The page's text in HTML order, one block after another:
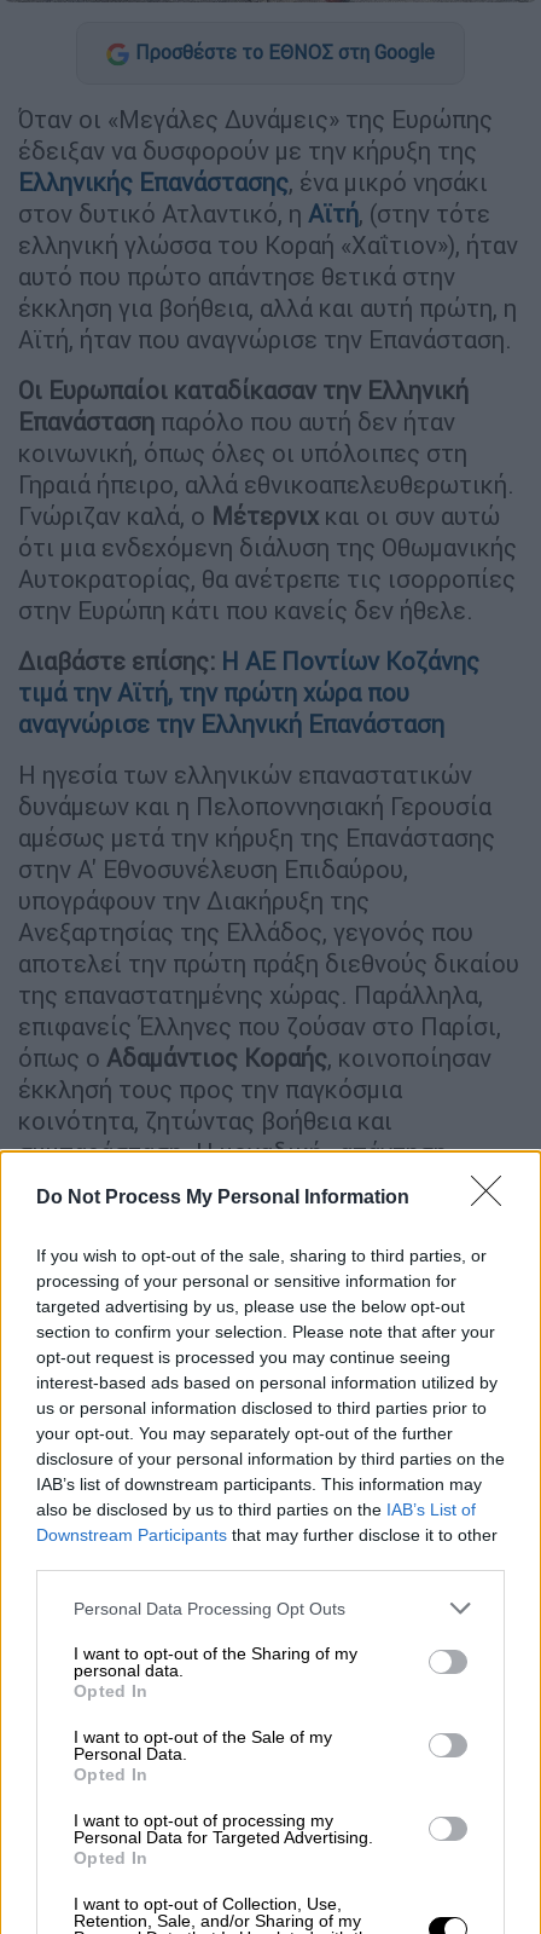
Do Not Process My Personal Information
If you wish to opt-out of the sale, sharing to third parties, or
processing of your personal or sensitive information for
targeted advertising by us, please use the below opt-out
section to confirm your selection. Please note that after your
opt-out request is processed you may continue seeing
interest-based ads based on personal information utilized by
us or personal information disclosed to third parties prior to
your opt-out. You may separately opt-out of the further
disclosure of your personal information by third parties on the
IAB’s list of downstream participants. This information may
also be disclosed by us to third parties on the IAB’s List of
Downstream Participants that may further disclose it to other
Please note that this website/app uses one or more Google
not limited to your visit or usage behaviour. You may click to
grant or deny consent to Google and its third-party tags to
use your data for below specified purposes in below Google
consent section.
Personal Data Processing Opt Outs
I want to opt-out of the Sharing of my
personal data.
Opted In
I want to opt-out of the Sale of my
Personal Data.
Opted In
I want to opt-out of processing my
Personal Data for Targeted Advertising.
Opted In
I want to opt-out of Collection, Use,
Retention, Sale, and/or Sharing of my
Προσθέστε το ΕΘΝΟΣ στη Google
Όταν οι «Μεγάλες Δυνάμεις» της Ευρώπης
έδειξαν να δυσφορούν με την κήρυξη της
Ελληνικής Επανάστασης, ένα μικρό νησάκι
στον δυτικό Ατλαντικό, η Αϊτή, (στην τότε
ελληνική γλώσσα του Κοραή «Χαΐτιον»), ήταν
αυτό που πρώτο απάντησε θετικά στην
έκκληση για βοήθεια, αλλά και αυτή πρώτη, η
Αϊτή, ήταν που αναγνώρισε την Επανάσταση.
Οι Ευρωπαίοι καταδίκασαν την Ελληνική
Επανάσταση παρόλο που αυτή δεν ήταν
κοινωνική, όπως όλες οι υπόλοιπες στη
Γηραιά ήπειρο, αλλά εθνικοαπελευθερωτική.
Γνώριζαν καλά, ο Μέτερνιχ και οι συν αυτώ
ότι μια ενδεχόμενη διάλυση της Οθωμανικής
Αυτοκρατορίας, θα ανέτρεπε τις ισορροπίες
στην Ευρώπη κάτι που κανείς δεν ήθελε.
Διαβάστε επίσης: Η ΑΕ Ποντίων Κοζάνης
τιμά την Αϊτή, την πρώτη χώρα που
αναγνώρισε την Ελληνική Επανάσταση
Η ηγεσία των ελληνικών επαναστατικών
δυνάμεων και η Πελοποννησιακή Γερουσία
αμέσως μετά την κήρυξη της Επανάστασης
στην Α' Εθνοσυνέλευση Επιδαύρου,
υπογράφουν την Διακήρυξη της
Ανεξαρτησίας της Ελλάδος, γεγονός που
αποτελεί την πρώτη πράξη διεθνούς δικαίου
της επαναστατημένης χώρας. Παράλληλα,
επιφανείς Έλληνες που ζούσαν στο Παρίσι,
όπως ο Αδαμάντιος Κοραής, κοινοποίησαν
έκκλησή τους προς την παγκόσμια
κοινότητα, ζητώντας βοήθεια και
συμπαράσταση. Η μοναδική «απάντηση»
έφθασε από το «Χαΐτιον», τη σημερινή Αϊτή.
Η φτωχή Αϊτή ήταν η δεύτερη χώρα στο
δυτικό ημισφαίριο, μετά τις Ηνωμένες
Πολιτείες Αμερικής, που διακήρυξε την
ανεξαρτησία της την 1η Ιανουαρίου 1804. Η
χώρα έγινε η πρώτη ανεξάρτητη δημοκρατία
Αφροαμερικανών και το μόνο κράτος που
γεννήθηκε έπειτα από επιτυχημένη
επανάσταση των δούλων. Μέχρι και το 1820
οι διαμάχες στην Αϊτή τόσο με τους Γάλλους
και τους Ισπανούς όσο και για την ανάληψη
της εξουσίας δεν έχουν σταματήσει.
Μέχρι που τελικά αναλαμβάνει την εξουσία ο
μιγάςΖαν Πιερ Μπουαγέ, ο οποίος συνέβαλε
και στην ολοκληρωτική επιτυχία της
επανάστασης στη χώρα του. Η χώρα
παρέμενε φτωχή και μόλις είχε αρχίσει να
ανακάμπτει από τις συνεχείς μάχες, όμως
αυτό δεν σταμάτησε τον Μπουαγέ από το να
του στον ελληνικό λαό και τον δίκαιο αγώνα
του. Ο Αϊτινός πρόεδρος ήταν ο μόνος που
απάντησε θετικά στην επιστολή που είχε
αποστείλει ο Αδαμάντιος Κοραής
και οι